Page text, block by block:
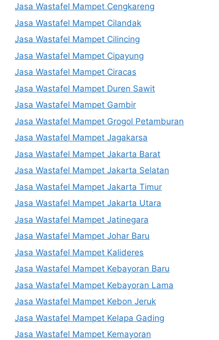
Jasa Wastafel Mampet Cengkareng
Jasa Wastafel Mampet Cilandak
Jasa Wastafel Mampet Cilincing
Jasa Wastafel Mampet Cipayung
Jasa Wastafel Mampet Ciracas
Jasa Wastafel Mampet Duren Sawit
Jasa Wastafel Mampet Gambir
Jasa Wastafel Mampet Grogol Petamburan
Jasa Wastafel Mampet Jagakarsa
Jasa Wastafel Mampet Jakarta Barat
Jasa Wastafel Mampet Jakarta Selatan
Jasa Wastafel Mampet Jakarta Timur
Jasa Wastafel Mampet Jakarta Utara
Jasa Wastafel Mampet Jatinegara
Jasa Wastafel Mampet Johar Baru
Jasa Wastafel Mampet Kalideres
Jasa Wastafel Mampet Kebayoran Baru
Jasa Wastafel Mampet Kebayoran Lama
Jasa Wastafel Mampet Kebon Jeruk
Jasa Wastafel Mampet Kelapa Gading
Jasa Wastafel Mampet Kemayoran